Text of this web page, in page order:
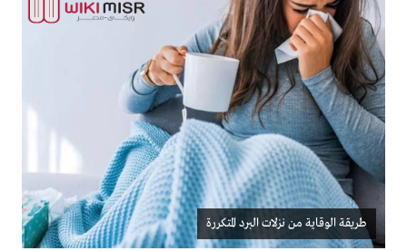
طريقة الوقاية من نزلات البرد المتكررة